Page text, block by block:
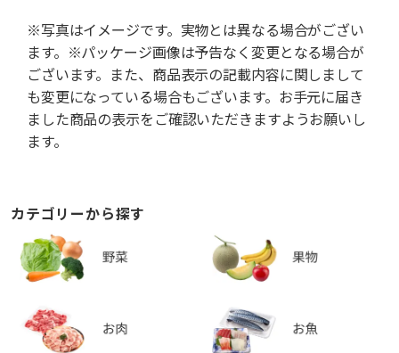
※写真はイメージです。実物とは異なる場合がござい
ます。※パッケージ画像は予告なく変更となる場合が
ございます。また、商品表示の記載内容に関しまして
も変更になっている場合もございます。お手元に届き
ました商品の表示をご確認いただきますようお願いし
ます。
カテゴリーから探す